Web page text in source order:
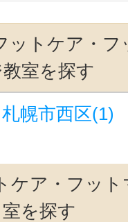
ットケア・
教室を探す
札幌市西区(1)
ケア・フッ
室を探す